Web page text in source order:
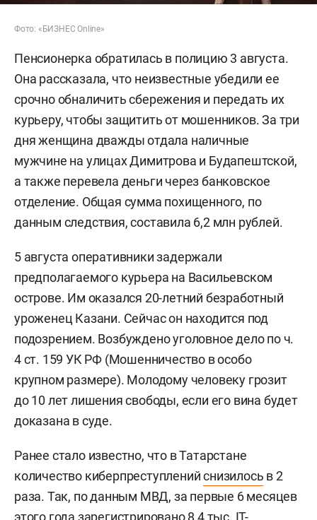
Фото: «БИЗНЕС Online»
Пенсионерка обратилась в полицию 3 августа.
Она рассказала, что неизвестные убедили ее
срочно обналичить сбережения и передать их
курьеру, чтобы защитить от мошенников. За три
дня женщина дважды отдала наличные
мужчине на улицах Димитрова и Будапештской,
а также перевела деньги через банковское
отделение. Общая сумма похищенного, по
данным следствия, составила 6,2 млн рублей.
5 августа оперативники задержали
предполагаемого курьера на Васильевском
острове. Им оказался 20-летний безработный
уроженец Казани. Сейчас он находится под
подозрением. Возбуждено уголовное дело по ч.
4 ст. 159 УК РФ (Мошенничество в особо
крупном размере). Молодому человеку грозит
до 10 лет лишения свободы, если его вина будет
доказана в суде.
Ранее стало известно, что в Татарстане
количество киберпреступленийснизилось в 2
раза. Так, по данным МВД, за первые 6 месяцев
этого года зарегистрировано 8,4 тыс. IT-